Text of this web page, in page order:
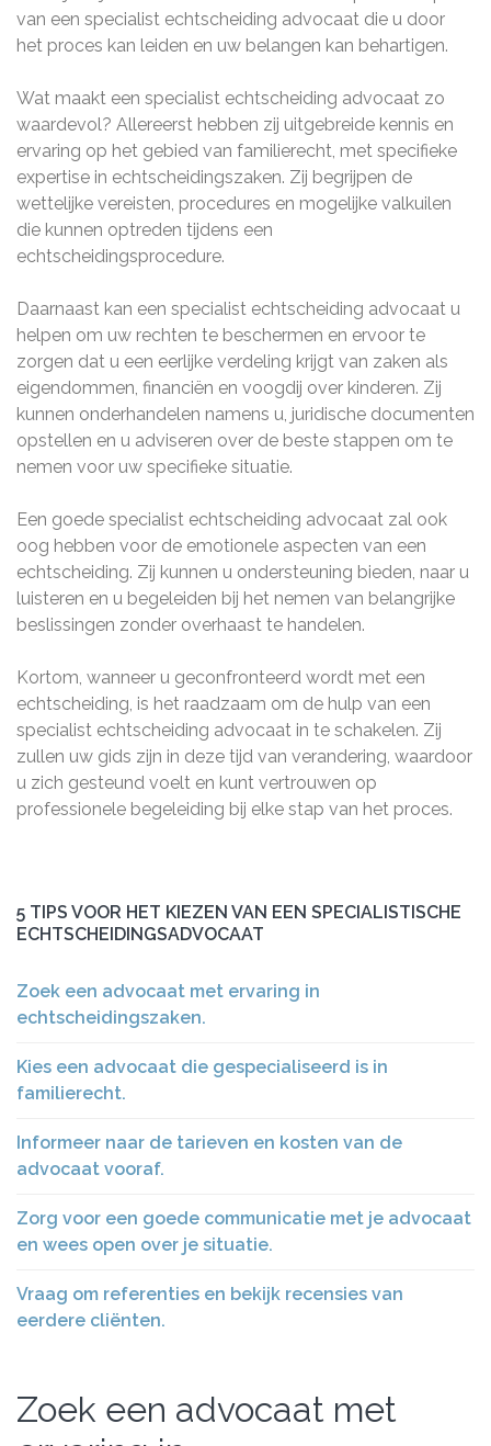
van een specialist echtscheiding advocaat die u door
het proces kan leiden en uw belangen kan behartigen.
Wat maakt een specialist echtscheiding advocaat zo
waardevol? Allereerst hebben zij uitgebreide kennis en
ervaring op het gebied van familierecht, met specifieke
expertise in echtscheidingszaken. Zij begrijpen de
wettelijke vereisten, procedures en mogelijke valkuilen
die kunnen optreden tijdens een
echtscheidingsprocedure.
Daarnaast kan een specialist echtscheiding advocaat u
helpen om uw rechten te beschermen en ervoor te
zorgen dat u een eerlijke verdeling krijgt van zaken als
eigendommen, financiën en voogdij over kinderen. Zij
kunnen onderhandelen namens u, juridische documenten
opstellen en u adviseren over de beste stappen om te
nemen voor uw specifieke situatie.
Een goede specialist echtscheiding advocaat zal ook
oog hebben voor de emotionele aspecten van een
echtscheiding. Zij kunnen u ondersteuning bieden, naar u
luisteren en u begeleiden bij het nemen van belangrijke
beslissingen zonder overhaast te handelen.
Kortom, wanneer u geconfronteerd wordt met een
echtscheiding, is het raadzaam om de hulp van een
specialist echtscheiding advocaat in te schakelen. Zij
zullen uw gids zijn in deze tijd van verandering, waardoor
u zich gesteund voelt en kunt vertrouwen op
professionele begeleiding bij elke stap van het proces.
5 TIPS VOOR HET KIEZEN VAN EEN SPECIALISTISCHE
ECHTSCHEIDINGSADVOCAAT
Zoek een advocaat met ervaring in
echtscheidingszaken.
Kies een advocaat die gespecialiseerd is in
familierecht.
Informeer naar de tarieven en kosten van de
advocaat vooraf.
Zorg voor een goede communicatie met je advocaat
en wees open over je situatie.
Vraag om referenties en bekijk recensies van
eerdere cliënten.
Zoek een advocaat met